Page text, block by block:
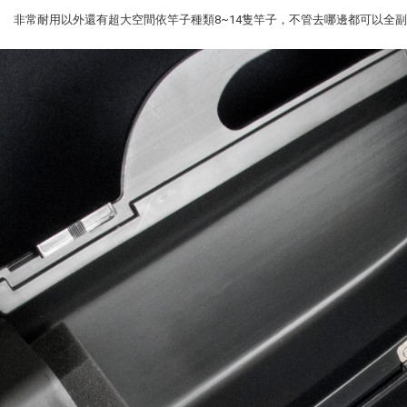
用以外還有超大空間依竿子種類8~14隻竿子，不管去哪邊都可以全副